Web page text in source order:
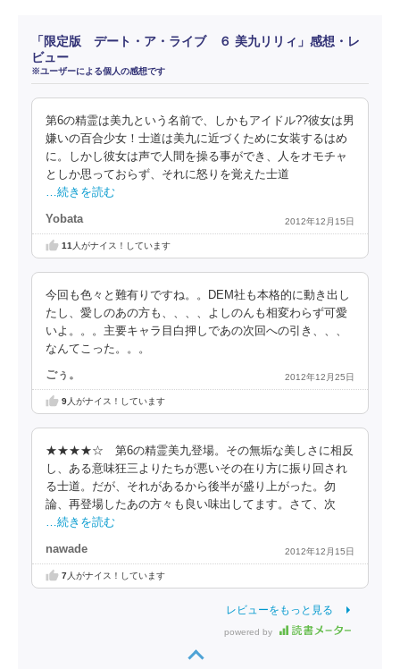
「限定版 デート・ア・ライブ ６ 美九リリィ」感想・レ
ビュー
※ユーザーによる個人の感想です
第6の精霊は美九という名前で、しかもアイドル??彼女は男
嫌いの百合少女！士道は美九に近づくために女装するはめ
に。しかし彼女は声で人間を操る事ができ、人をオモチャ
としか思っておらず、それに怒りを覚えた士道
…続きを読む
Yobata 2012年12月15日
11 人がナイス！しています
今回も色々と難有りですね。。DEM社も本格的に動き出し
たし、愛しのあの方も、、、、よしのんも相変わらず可愛
いよ。。。主要キャラ目白押しであの次回への引き、、、
なんてこった。。。
ごぅ。 2012年12月25日
9人がナイス！しています
★★★★☆ 第6の精霊美九登場。その無垢な美しさに相反
し、ある意味狂三よりたちが悪いその在り方に振り回され
る士道。だが、それがあるから後半が盛り上がった。勿
論、再登場したあの方々も良い味出してます。さて、次
…続きを読む
nawade 2012年12月15日
7人がナイス！しています
レビューをもっと見る
powered by